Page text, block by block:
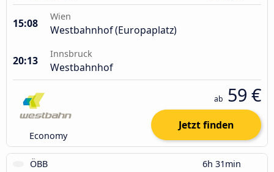
15:08
Wien
Westbahnhof (Europaplatz)
20:13
Innsbruck
Westbahnhof
Economy
ab 59 €
Jetzt finden
ÖBB 6h 31min